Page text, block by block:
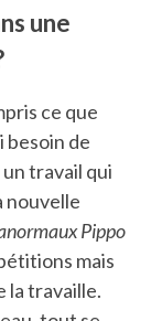
une
ce que
besoin de
travail qui
nouvelle
Pippo
mais
la travaille.